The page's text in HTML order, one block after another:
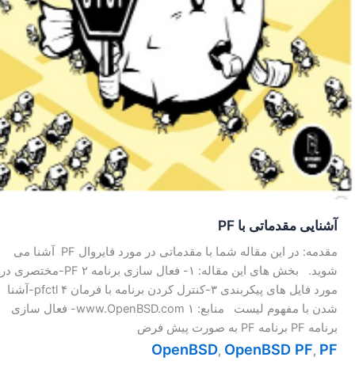
آشنایی مقدماتی با PF
مقدمه: در این مقاله شما با مقدماتی در مورد فایروال PF آشنا می
شوید. بخش های این مقاله: ۱- فعال سازی برنامه PF ۲-مختصری در
مورد فایل های پیکربندی ۳-کنترل کردن برنامه با فرمان pfctl ۴-آشنا
شدن با مفهوم لیست منابع: www.OpenBSD.com ۱- فعال سازی
برنامه PF برنامه PF به صورت پیش فرض
OpenBSD, OpenBSD PF, PF